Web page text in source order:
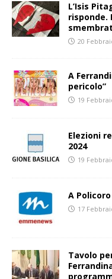
L’Isis
risponde.
20
A
pericolo”
19
Elezioni
2024
19
A
17
Tavolo